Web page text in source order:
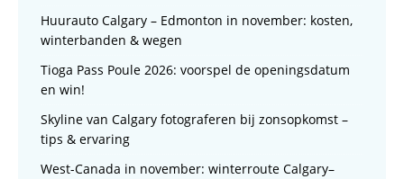
Huurauto Calgary – Edmonton in november: kosten,
winterbanden & wegen
Tioga Pass Poule 2026: voorspel de openingsdatum
en win!
Skyline van Calgary fotograferen bij zonsopkomst –
tips & ervaring
West-Canada in november: winterroute Calgary–